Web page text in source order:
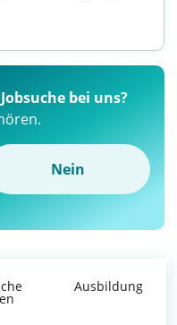
bei uns?
Nein
Ausbildung